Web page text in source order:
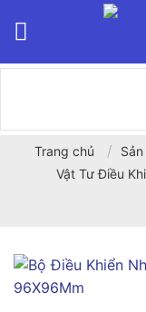
Trang chủ /
Vật Tư Điều